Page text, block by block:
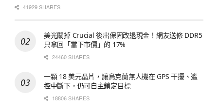
41929 SHARES
美光關掉 Crucial 後出保固改退現金！網友送修 DDR5
只拿回「當下市價」的 17%
24460 SHARES
一顆 18 美元晶片，讓烏克蘭無人機在 GPS 干擾、遙
控中斷下，仍可自主鎖定目標
18806 SHARES